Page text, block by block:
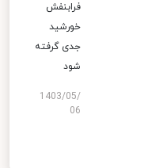
فرابنفش
خورشید
جدی گرفته
شود
1403/05/
06